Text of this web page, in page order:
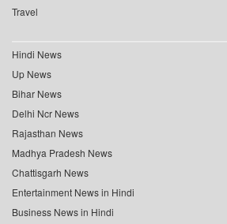
Travel
Hindi News
Up News
Bihar News
Delhi Ncr News
Rajasthan News
Madhya Pradesh News
Chattisgarh News
Entertainment News in Hindi
Business News in Hindi